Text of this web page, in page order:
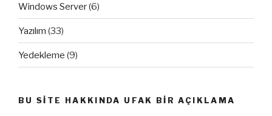
Windows Server(6)
Yazılım (33)
Yedekleme (9)
BU SITE HAKKINDA UFAK BIR AÇIKLAMA